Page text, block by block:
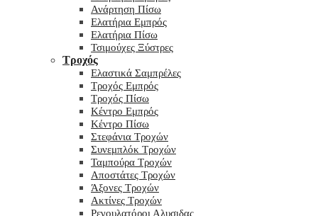
Ανάρτηση Πίσω
Ελατήρια Εμπρός
Ελατήρια Πίσω
Τσιμούχες Ξύστρες
Τροχός
Ελαστικά Σαμπρέλες
Τροχός Εμπρός
Τροχός Πίσω
Κέντρο Εμπρός
Κέντρο Πίσω
Στεφάνια Τροχών
Συνεμπλόκ Τροχών
Ταμπούρα Τροχών
Αποστάτες Τροχών
Άξονες Τροχών
Ακτίνες Τροχών
Ρεγουλατόροι Αλυσιδας